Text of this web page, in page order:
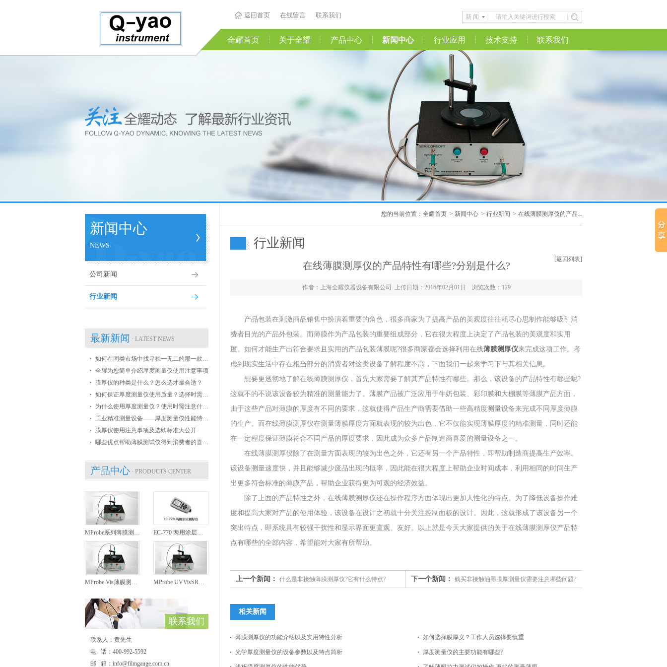
返回首页 在线留言 联系我们 新 闻
全耀首页 关于全耀 产品中心 新闻中心 行业应用 技术支持 联系我们
新闻中心
NEWS
公司新闻
行业新闻
最新新闻 · LATEST NEWS
如何在同类市场中找寻独一无二的那一款膜厚仪
全耀为您简单介绍厚度测量仪使用注意事项
膜厚仪的种类是什么？怎么选才最合适？
如何保证厚度测量仪使用质量？选择时需掌握哪些条件？
为什么使用厚度测量仪？使用时需注意什么？
工业精准测量设备——厚度测量仪性能特点介绍
膜厚仪使用注意事项及选购标准大公开
哪些优点帮助薄膜测试仪得到消费者的喜爱？
产品中心 · PRODUCTS CENTER
MProbe系列薄膜测厚仪 EC-770 两用涂层测厚仪
MProbe Vis薄膜测厚仪 MProbe UVVisSR薄膜测厚仪
联系我们
联系人：黄先生
电 话：400-992-5592
邮 箱：info@filmgauge.com.cn
您的当前位置： 全耀首页 > 新闻中心 > 行业新闻 > 在线薄膜测厚仪的产品...
行业新闻
[返回列表]
在线薄膜测厚仪的产品特性有哪些?分别是什么?
作者：上海全耀仪器设备有限公司 上传日期：2016年02月01日 浏览次数： 129
产品包装在刺激商品销售中扮演着重要的角色，很多商家为了提高产品的美观度往往耗尽心思制作能够吸引消
费者目光的产品外包装。而薄膜作为产品包装的重要组成部分，它在很大程度上决定了产品包装的美观度和实用
度。如何才能生产出符合要求且实用的产品包装薄膜呢?很多商家都会选择利用在线薄膜测厚仪来完成这项工作。考
虑到现实生活中存在相当部分的消费者对这类设备了解程度不高，下面我们一起来学习下与其相关信息。
想要更透彻地了解在线薄膜测厚仪，首先大家需要了解其产品特性有哪些。那么，该设备的产品特性有哪些呢?
这就不的不说该设备较为精准的测量能力了。薄膜产品被广泛应用于牛奶包装、彩印膜和大棚膜等薄膜产品方面，
由于这些产品对薄膜的厚度有不同的要求，这就使得产品生产商需要借助一些高精度测量设备来完成不同厚度薄膜
的生产。而在线薄膜测厚仪在测量薄膜厚度方面就表现的较为出色，它不仅能实现薄膜厚度的精准测量，同时还能
在一定程度保证薄膜符合不同产品的厚度要求，因此成为众多产品制造商喜爱的测量设备之一。
在线薄膜测厚仪除了在测量方面表现的较为出色之外，它还有另一个产品特性，即帮助制造商提高生产效率。
该设备测量速度快，并且能够减少废品出现的概率，因此能在很大程度上帮助企业时间成本，利用相同的时间生产
出更多符合标准的薄膜产品，帮助企业获得更为可观的经济效益。
除了上面的产品特性之外，在线薄膜测厚仪还在操作程序方面体现出更加人性化的特点。为了降低设备操作难
度和提高大家对产品的使用体验，该设备在设计之初就十分关注控制面板的设计。因此，这就形成了该设备另一个
突出特点，即系统具有较强干扰性和显示界面更直观、友好。以上就是今天大家提供的关于在线薄膜测厚仪产品特
点有哪些的全部内容，希望能对大家有所帮助。
上一个新闻： 什么是非接触薄膜测厚仪?它有什么特点? 下一个新闻： 购买非接触油墨膜厚测量仪需要注意哪些问题?
相关新闻
薄膜测厚仪的功能介绍以及实用特性分析 如何选择膜厚义？工作人员选择要慎重
光学厚度测量仪的设备参数以及特点简析 厚度测量仪的主要功能有哪些?